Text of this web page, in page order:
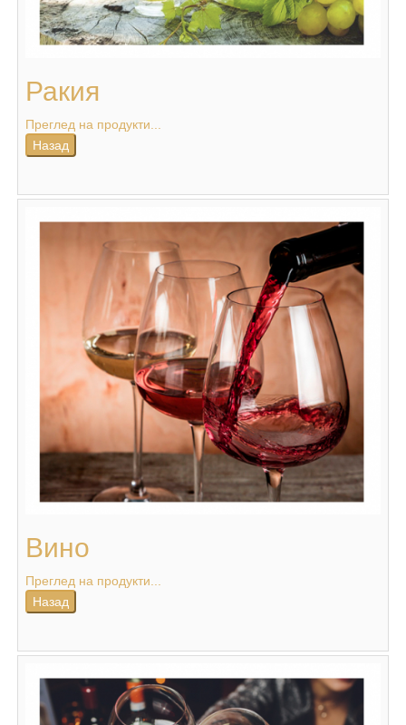
Ракия
Преглед на продукти...
Вино
Преглед на продукти...